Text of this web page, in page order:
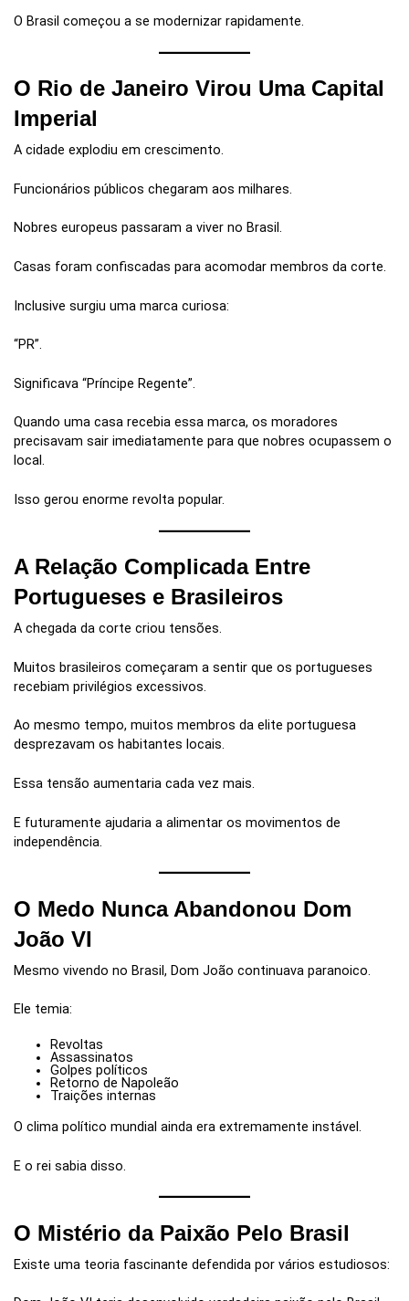
O Brasil começou a se modernizar rapidamente.
O Rio de Janeiro Virou Uma Capital
Imperial
A cidade explodiu em crescimento.
Funcionários públicos chegaram aos milhares.
Nobres europeus passaram a viver no Brasil.
Casas foram confiscadas para acomodar membros da corte.
Inclusive surgiu uma marca curiosa:
“PR”.
Significava “Príncipe Regente”.
Quando uma casa recebia essa marca, os moradores
precisavam sair imediatamente para que nobres ocupassem o
local.
Isso gerou enorme revolta popular.
A Relação Complicada Entre
Portugueses e Brasileiros
A chegada da corte criou tensões.
Muitos brasileiros começaram a sentir que os portugueses
recebiam privilégios excessivos.
Ao mesmo tempo, muitos membros da elite portuguesa
desprezavam os habitantes locais.
Essa tensão aumentaria cada vez mais.
E futuramente ajudaria a alimentar os movimentos de
independência.
O Medo Nunca Abandonou Dom
João VI
Mesmo vivendo no Brasil, Dom João continuava paranoico.
Ele temia:
Revoltas
Assassinatos
Golpes políticos
Retorno de Napoleão
Traições internas
O clima político mundial ainda era extremamente instável.
E o rei sabia disso.
O Mistério da Paixão Pelo Brasil
Existe uma teoria fascinante defendida por vários estudiosos: